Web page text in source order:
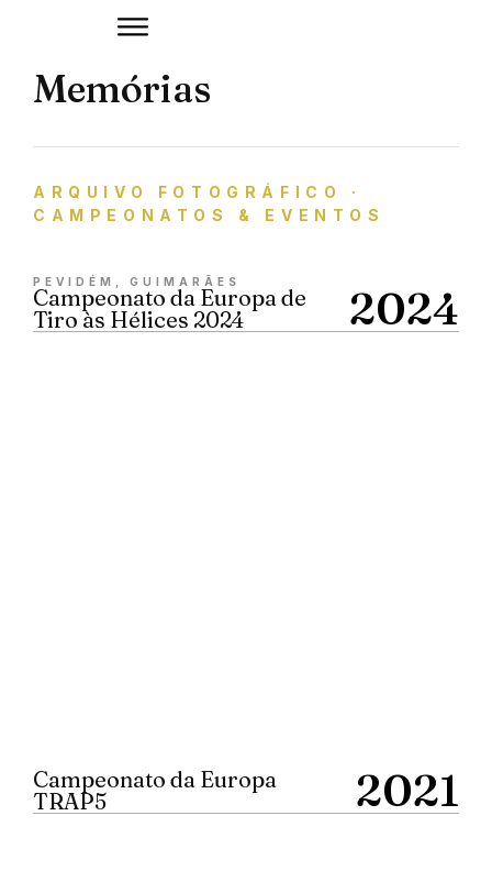
Memórias
ARQUIVO FOTOGRÁFICO ·
CAMPEONATOS & EVENTOS
PEVIDÉM, GUIMARÃES
Campeonato da Europa de
Tiro às Hélices 2024
2024
Campeonato da Europa
TRAP5
2021